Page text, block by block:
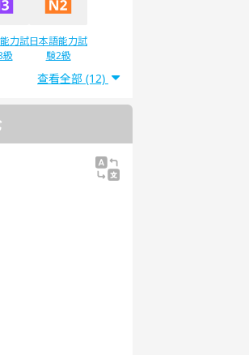
力試
級
日本語能力試
験2級
查看全部 (12)